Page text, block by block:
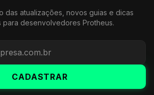
das atualizações, novos guias e dicas
para desenvolvedores Protheus.
CADASTRAR